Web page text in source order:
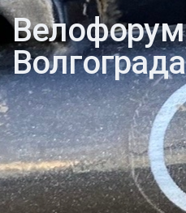
Велофорум
Волгограда